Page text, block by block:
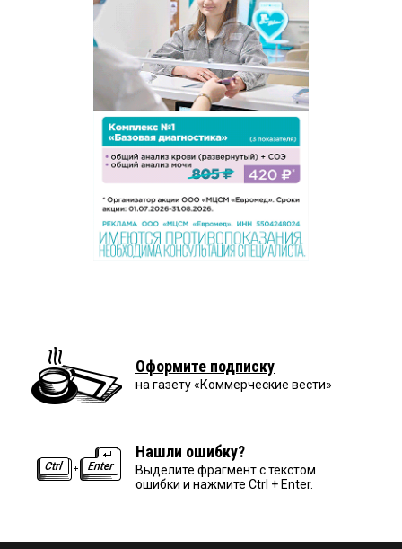
Оформите подписку
на газету «Коммерческие вести»
Нашли ошибку?
Выделите фрагмент с текстом
ошибки и нажмите Ctrl + Enter.